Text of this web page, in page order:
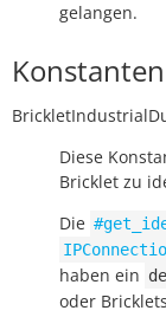
gelangen.
Konstanten
Diese
Bricklet zu
Die
haben ein
oder